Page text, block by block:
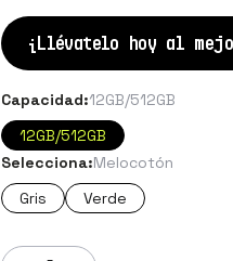
¡Llévatelo hoy al
Capacidad:12GB/512GB
12GB/512GB
Selecciona:Melocotón
Gris
Verde